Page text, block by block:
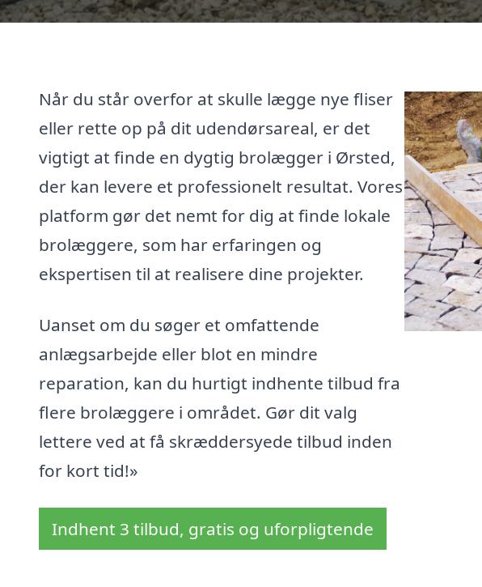
Når du står overfor at skulle lægge nye fliser
eller rette op på dit udendørsareal, er det
vigtigt at finde en dygtig brolægger i Ørsted,
der kan levere et professionelt resultat. Vores
platform gør det nemt for dig at finde lokale
brolæggere, som har erfaringen og
ekspertisen til at realisere dine projekter.
Uanset om du søger et omfattende
anlægsarbejde eller blot en mindre
reparation, kan du hurtigt indhente tilbud fra
flere brolæggere i området. Gør dit valg
lettere ved at få skræddersyede tilbud inden
for kort tid!»
Indhent 3 tilbud, gratis og uforpligtende